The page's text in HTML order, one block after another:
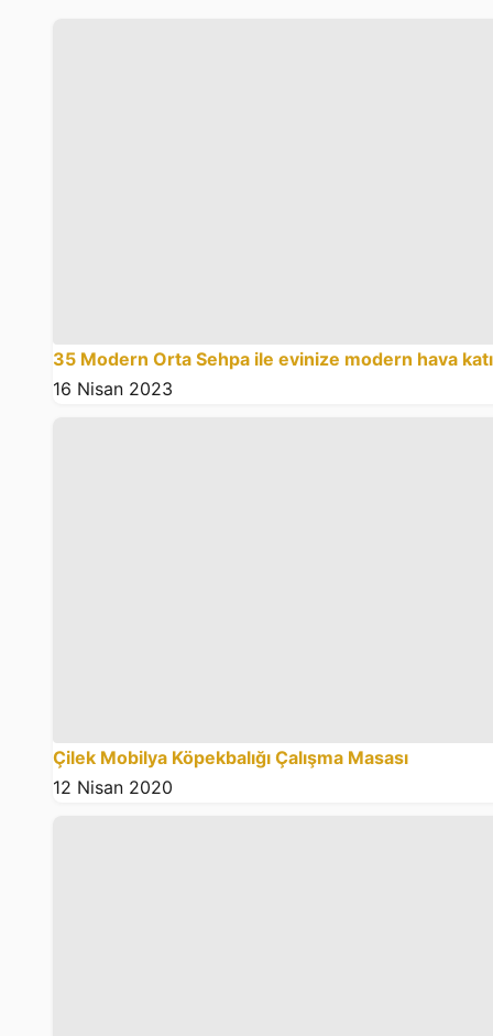
35 Modern Orta Sehpa ile evinize modern hava
16 Nisan 2023
Çilek Mobilya Köpekbalığı Çalışma Masası
12 Nisan 2020